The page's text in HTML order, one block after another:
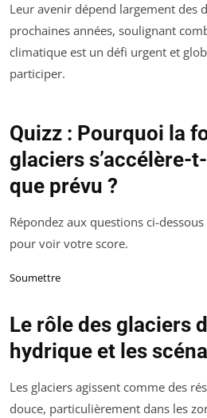
Leur avenir dépend largement des
prochaines années, soulignant
climatique est un défi urgent et
participer.
Quizz : Pourquoi la
glaciers s’accélère-
que prévu ?
Répondez aux questions ci-
pour voir votre score.
Soumettre
Le rôle des glaciers
hydrique et les
Les glaciers agissent comme des
douce, particulièrement dans les